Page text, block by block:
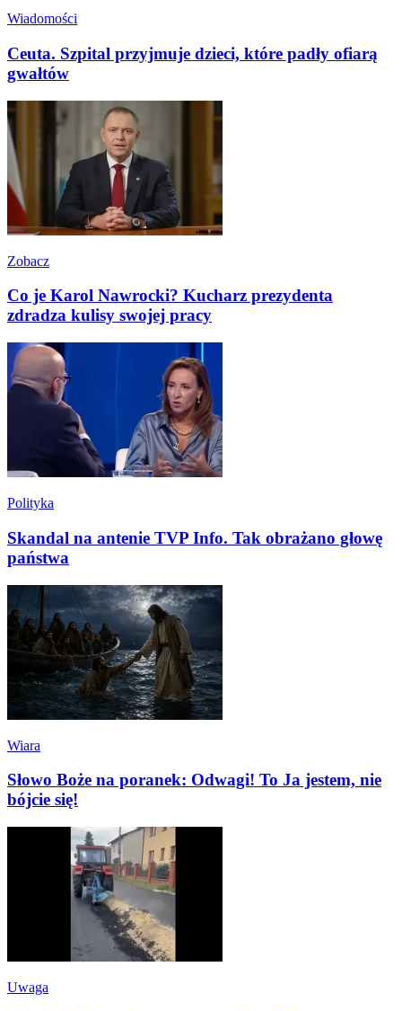
Wiadomości
Ceuta. Szpital przyjmuje dzieci, które padły ofiarą
gwałtów
Zobacz
Co je Karol Nawrocki? Kucharz prezydenta
zdradza kulisy swojej pracy
Polityka
Skandal na antenie TVP Info. Tak obrażano głowę
państwa
Wiara
Słowo Boże na poranek: Odwagi! To Ja jestem, nie
bójcie się!
Uwaga